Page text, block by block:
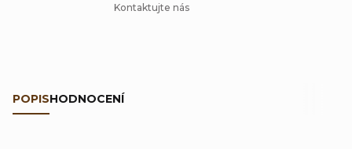
Kontaktujte nás
POPISHODNOCENÍ